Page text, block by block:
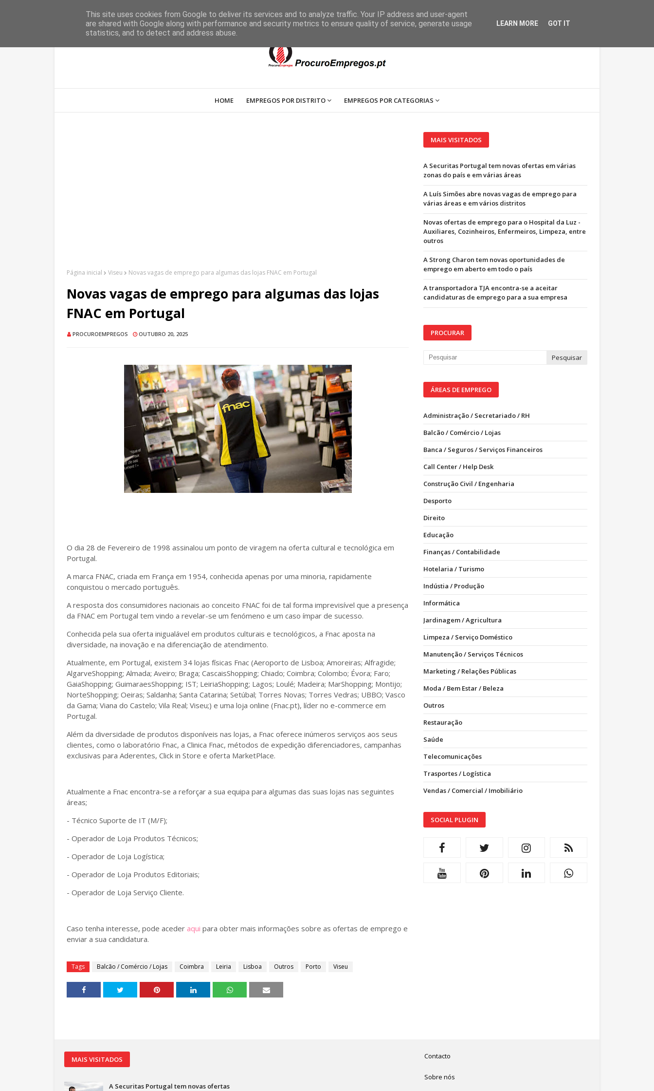
HOME EMPREGOS POR DISTRITO EMPREGOS POR CATEGORIAS
Página inicial Viseu Novas vagas de emprego para algumas das lojas FNAC em Portugal
Novas vagas de emprego para algumas das lojas
FNAC em Portugal
PROCUROEMPREGOS OUTUBRO 20, 2025
O dia 28 de Fevereiro de 1998 assinalou um ponto de viragem na oferta cultural e tecnológica em
Portugal.
A marca FNAC, criada em França em 1954, conhecida apenas por uma minoria, rapidamente
conquistou o mercado português.
A resposta dos consumidores nacionais ao conceito FNAC foi de tal forma imprevisível que a presença
da FNAC em Portugal tem vindo a revelar-se um fenómeno e um caso ímpar de sucesso.
Conhecida pela sua oferta inigualável em produtos culturais e tecnológicos, a Fnac aposta na
diversidade, na inovação e na diferenciação de atendimento.
Atualmente, em Portugal, existem 34 lojas físicas Fnac (Aeroporto de Lisboa; Amoreiras; Alfragide;
AlgarveShopping; Almada; Aveiro; Braga; CascaisShopping; Chiado; Coimbra; Colombo; Évora; Faro;
GaiaShopping; GuimaraesShopping; IST; LeiriaShopping; Lagos; Loulé; Madeira; MarShopping; Montijo;
NorteShopping; Oeiras; Saldanha; Santa Catarina; Setúbal; Torres Novas; Torres Vedras; UBBO; Vasco
da Gama; Viana do Castelo; Vila Real; Viseu;) e uma loja online (Fnac.pt), líder no e-commerce em
Portugal.
Além da diversidade de produtos disponíveis nas lojas, a Fnac oferece inúmeros serviços aos seus
clientes, como o laboratório Fnac, a Clinica Fnac, métodos de expedição diferenciadores, campanhas
exclusivas para Aderentes, Click in Store e oferta MarketPlace.
Atualmente a Fnac encontra-se a reforçar a sua equipa para algumas das suas lojas nas seguintes
áreas;
- Técnico Suporte de IT (M/F);
- Operador de Loja Produtos Técnicos;
- Operador de Loja Logística;
- Operador de Loja Produtos Editoriais;
- Operador de Loja Serviço Cliente.
Caso tenha interesse, pode aceder aqui para obter mais informações sobre as ofertas de emprego e
enviar a sua candidatura.
Tags Balcão / Comércio / Lojas Coimbra Leiria Lisboa Outros Porto Viseu
MAIS VISITADOS
A Securitas Portugal tem novas ofertas em várias
zonas do país e em várias áreas
A Luís Simões abre novas vagas de emprego para
várias áreas e em vários distritos
Novas ofertas de emprego para o Hospital da Luz -
Auxiliares, Cozinheiros, Enfermeiros, Limpeza, entre
outros
A Strong Charon tem novas oportunidades de
emprego em aberto em todo o país
A transportadora TJA encontra-se a aceitar
candidaturas de emprego para a sua empresa
PROCURAR
ÁREAS DE EMPREGO
Administração / Secretariado / RH
Balcão / Comércio / Lojas
Banca / Seguros / Serviços Financeiros
Call Center / Help Desk
Construção Civil / Engenharia
Desporto
Direito
Educação
Finanças / Contabilidade
Hotelaria / Turismo
Indústia / Produção
Informática
Jardinagem / Agricultura
Limpeza / Serviço Doméstico
Manutenção / Serviços Técnicos
Marketing / Relações Públicas
Moda / Bem Estar / Beleza
Outros
Restauração
Saúde
Telecomunicações
Trasportes / Logística
Vendas / Comercial / Imobiliário
SOCIAL PLUGIN
MAIS VISITADOS
A Securitas Portugal tem novas ofertas
Contacto
Sobre nós
This site uses cookies from Google to deliver its services and to analyze traffic. Your IP address and user-agent
are shared with Google along with performance and security metrics to ensure quality of service, generate usage
statistics, and to detect and address abuse.
LEARN MORE GOT IT